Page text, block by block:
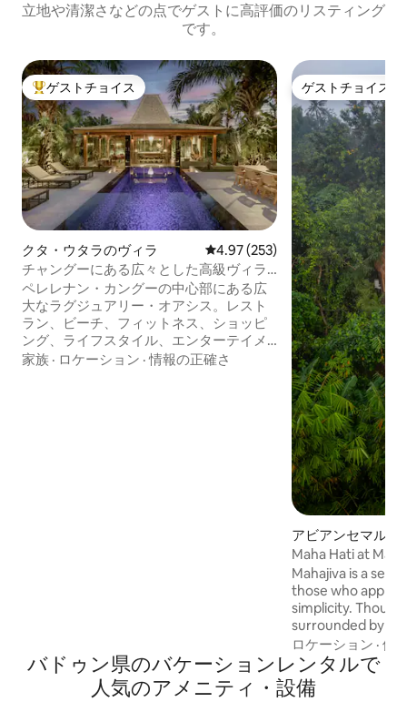
立地や清潔さなどの点でゲストに高評価のリスティング
です。
大好評のゲストチョイスです。
ゲストチョイス
クタ・ウタラのヴィラ レビュー253件、5つ星中4.97つ
4.97 (253)
チャングーにある広々とした高級ヴィラ
での滞在（ビーチ＆エンターテイメン
ト）
ペレレナン・カングーの中心部にある広
大なラグジュアリー・オアシス。レスト
ラン、ビーチ、フィットネス、ショッピ
ング、ライフスタイル、エンターテイメ
ントシーン。広大な900平方メートルの
家族 · ロケーション ·情報の正確さ
ゲストチョイス
ゲストチョイス
アビアンセマル地
Maha Hati at
Mahajiva is a
those who
simplicity.
surrounded by
escape from the
Here, stillness is
not a luxury, but
ロケーション ·価
バドゥン県のバケーションレンタルで
人気のアメニティ・設備